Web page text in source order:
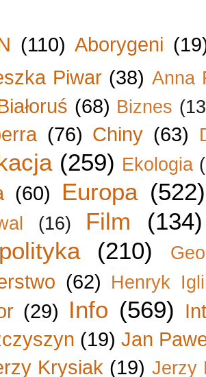
(110) Aborygeni
Piwar (38) Anna
(68) Biznes
(76) Chiny (63)
(259) Ekologia
(60) Europa (522)
(16) Film
(134)
(210)
(62) Henryk
(29) Info (569)
(19) Jan
Krysiak (19) Jerzy